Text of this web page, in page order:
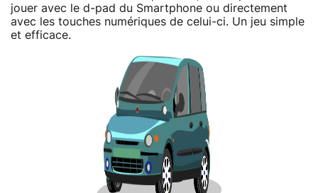
jouer avec le d-pad du Smartphone ou directement
avec les touches numériques de celui-ci. Un jeu simple
et efficace.